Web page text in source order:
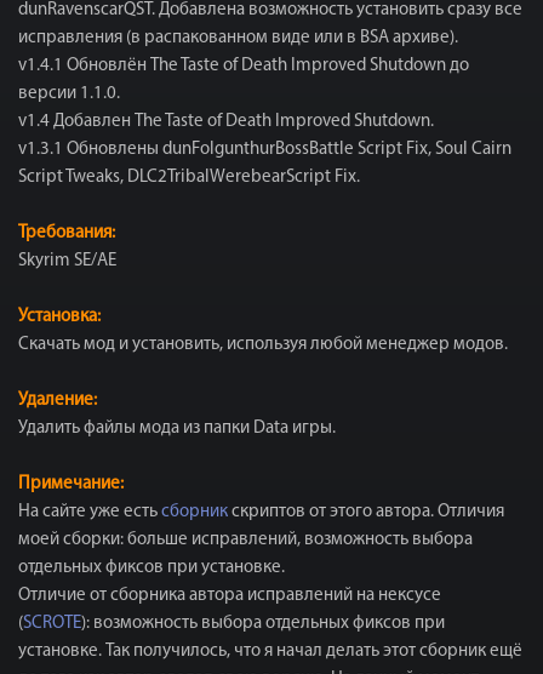
dunRavenscarQST. Добавлена возможность установить сразу все
исправления (в распакованном виде или в BSA архиве).
v1.4.1 Обновлён The Taste of Death Improved Shutdown до
версии 1.1.0.
v1.4 Добавлен The Taste of Death Improved Shutdown.
v1.3.1 Обновлены dunFolgunthurBossBattle Script Fix, Soul Cairn
Script Tweaks, DLC2TribalWerebearScript Fix.
Требования:
Skyrim SE/AE
Установка:
Скачать мод и установить, используя любой менеджер модов.
Удаление:
Удалить файлы мода из папки Data игры.
Примечание:
На сайте уже есть сборник скриптов от этого автора. Отличия
моей сборки: больше исправлений, возможность выбора
отдельных фиксов при установке.
Отличие от сборника автора исправлений на нексусе
(SCROTE): возможность выбора отдельных фиксов при
установке. Так получилось, что я начал делать этот сборник ещё